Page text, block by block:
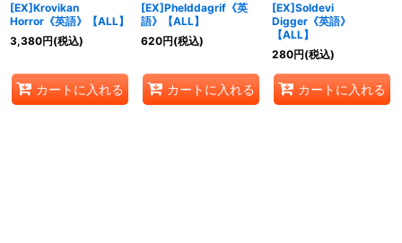
[EX]Krovikan
Horror《英語》【ALL】
3,380円(税込)
カートに入れる
[EX]Phelddagrif《英
語》【ALL】
620円(税込)
カートに入れる
[EX]Soldevi
Digger《英語》
【ALL】
280円(税込)
カートに入れる